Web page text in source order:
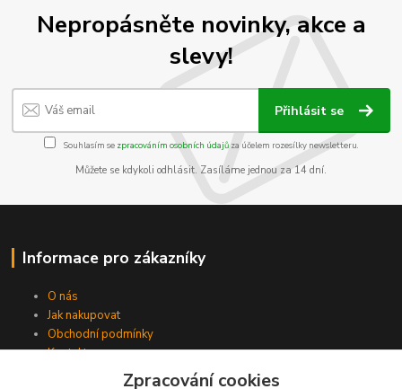
Nepropásněte novinky, akce a
slevy!
Přihlásit se
Souhlasím se zpracováním osobních údajůza účelem rozesílky newsletteru.
Můžete se kdykoli odhlásit. Zasíláme jednou za 14 dní.
Informace pro zákazníky
O nás
Jak nakupovat
Obchodní podmínky
Kontakty
Zpracování cookies